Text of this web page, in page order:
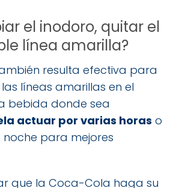
el inodoro, quitar el
línea amarilla?
resulta efectiva para
líneas amarillas en el
bebida donde sea
actuar por varias horas o
para mejores
que la Coca-Cola haga su